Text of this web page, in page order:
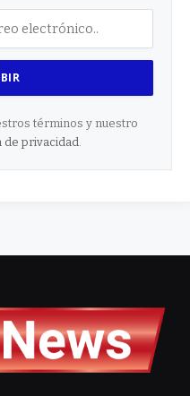
términos y nuestro
de privacidad.